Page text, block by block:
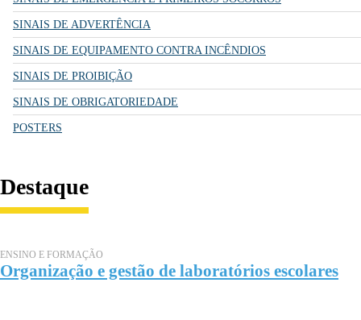
SINAIS DE ADVERTÊNCIA
SINAIS DE EQUIPAMENTO CONTRA INCÊNDIOS
SINAIS DE PROIBIÇÃO
SINAIS DE OBRIGATORIEDADE
POSTERS
Destaque
ENSINO E FORMAÇÃO
Organização e gestão de laboratórios escolares